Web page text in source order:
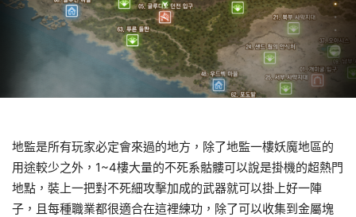
地監是所有玩家必定會來過的地方，除了地監一樓妖魔地區的
用途較少之外，1~4樓大量的不死系骷髏可以說是掛機的超熱門
地點，裝上一把對不死細攻擊加成的武器就可以掛上好一陣
子，且每種職業都很適合在這裡練功，除了可以收集到金屬塊